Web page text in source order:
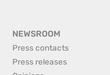
NEWSROOM
Press contacts
Press releases